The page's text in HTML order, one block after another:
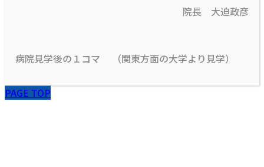
院長 大迫政彦
病院見学後の１コマ （関東方面の大学より見学）
PAGE TOP